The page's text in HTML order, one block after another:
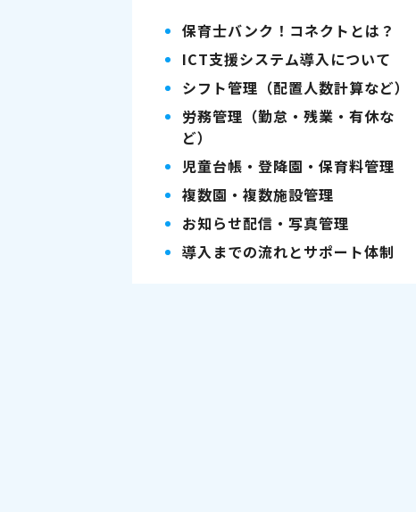
保育士バンク！コネクトとは？
ICT支援システム導入について
シフト管理（配置人数計算など）
労務管理（勤怠・残業・有休な
ど）
児童台帳・登降園・保育料管理
複数園・複数施設管理
お知らせ配信・写真管理
導入までの流れとサポート体制